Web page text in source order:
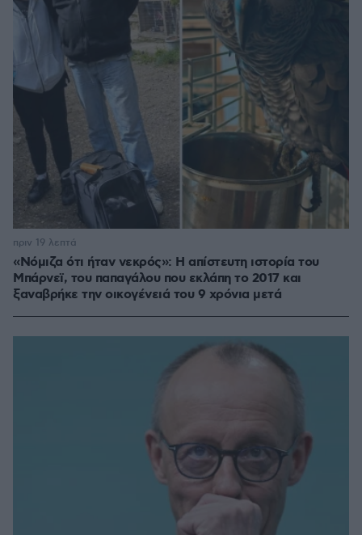
«Νόμιζα ότι ήταν νεκρός»: Η απίστευτη ιστορία του
Μπάρνεϊ, του παπαγάλου που εκλάπη το 2017 και
ξαναβρήκε την οικογένειά του 9 χρόνια μετά
πριν 19 λεπτά